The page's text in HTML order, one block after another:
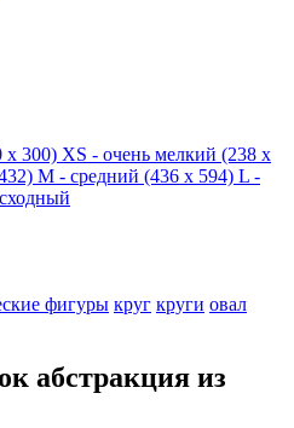
x 300) XS - очень мелкий (238 x
M - средний (436 x 594) L -
фигуры круг круги овал
абстракция из